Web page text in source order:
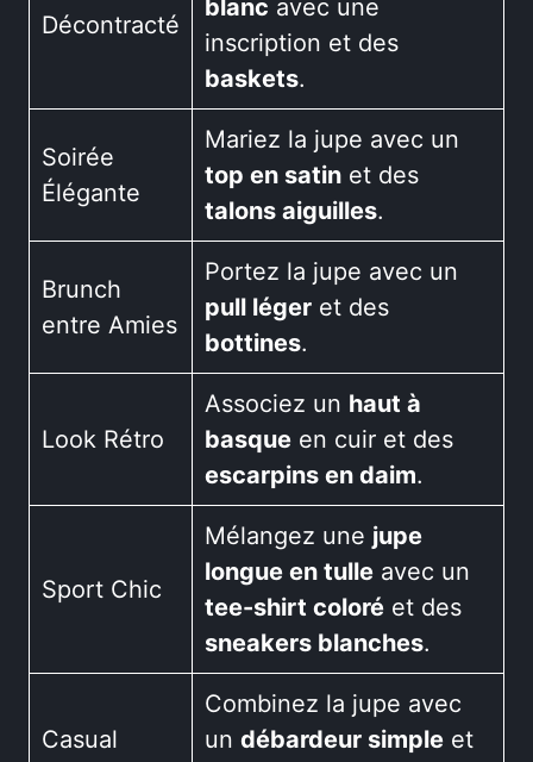
Décontracté
blanc avec une
inscription et des
baskets.
Soirée
Élégante
Mariez la jupe avec un
top en satin et des
talons aiguilles.
Brunch
entre Amies
Portez la jupe avec un
pull léger et des
bottines.
Look Rétro
Associez un haut à
basque en cuir et des
escarpins en daim.
Sport Chic
Mélangez une jupe
longue en tulle avec un
tee-shirt coloré et des
sneakers blanches.
Casual
Combinez la jupe avec
un débardeur simple et